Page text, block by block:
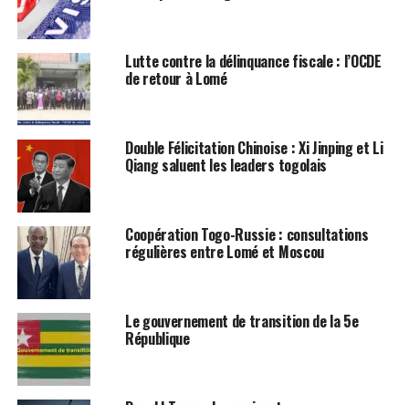
Lutte contre la délinquance fiscale : l’OCDE
de retour à Lomé
Double Félicitation Chinoise : Xi Jinping et Li
Qiang saluent les leaders togolais
Coopération Togo-Russie : consultations
régulières entre Lomé et Moscou
Le gouvernement de transition de la 5e
République